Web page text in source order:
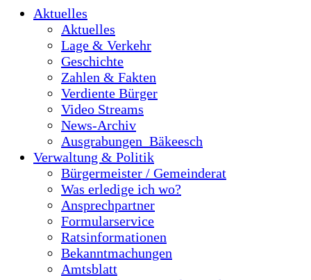
Aktuelles
Aktuelles
Lage & Verkehr
Geschichte
Zahlen & Fakten
Verdiente Bürger
Video Streams
News-Archiv
Ausgrabungen_Bäkeesch
Verwaltung & Politik
Bürgermeister / Gemeinderat
Was erledige ich wo?
Ansprechpartner
Formularservice
Ratsinformationen
Bekanntmachungen
Amtsblatt